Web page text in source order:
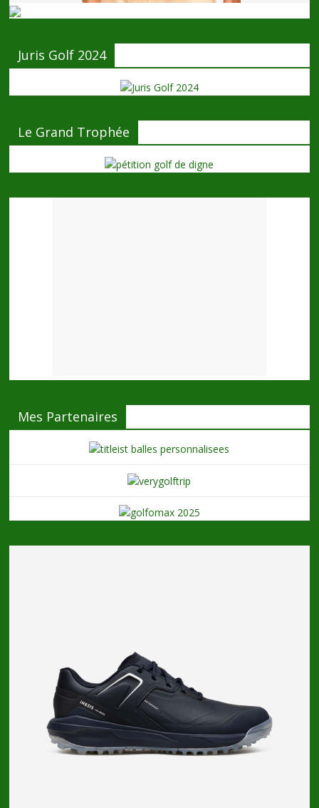
Juris Golf 2024
Le Grand Trophée
Mes Partenaires